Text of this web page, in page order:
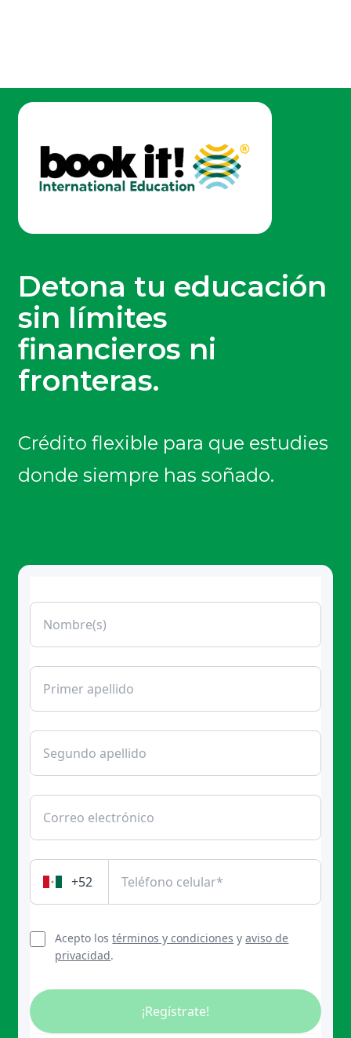
Detona tu educación
sin límites
financieros ni
fronteras.
Crédito flexible para que estudies
donde siempre has soñado.